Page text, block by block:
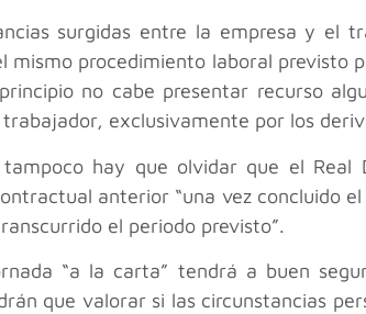
surgidas entre la empresa y el
mismo procedimiento laboral previsto
no cabe presentar recurso
exclusivamente por los
hay que olvidar que el Real
anterior “una vez concluido
el periodo previsto”.
“a la carta” tendrá a buen
que valorar si las circunstancias